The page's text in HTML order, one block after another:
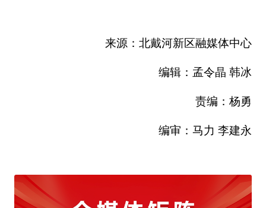
来源：北戴河新区融媒体中心
编辑：孟令晶 韩冰
责编：杨勇
编审：马力 李建永